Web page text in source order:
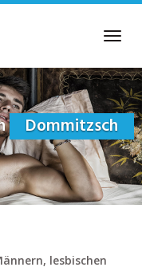
Dommitzsch
lesbischen